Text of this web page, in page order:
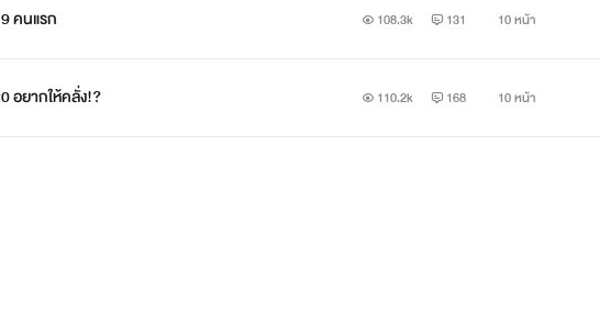
ก็แค่ของตายอะ
จะอะไรมากมาย
คนแรก 108.3k 131 10 หน้า
อยากให้คลั่ง!? 110.2k 168 10 หน้า